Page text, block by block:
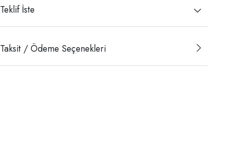
Teklif İste
Taksit / Ödeme Seçenekleri